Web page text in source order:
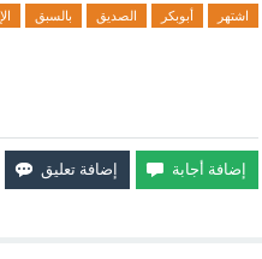
اشتهر أبوبكر الصديق بالسبق